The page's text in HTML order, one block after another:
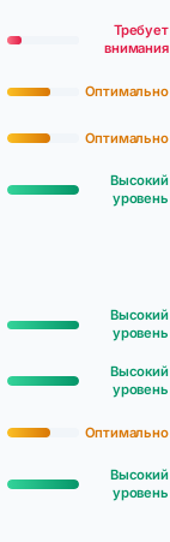
Требует
внимания
Оптимально
Оптимально
Высокий
уровень
Высокий
уровень
Высокий
уровень
Оптимально
Высокий
уровень